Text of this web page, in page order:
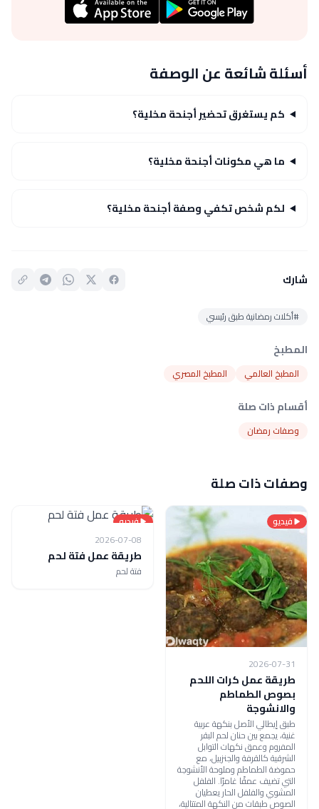
أسئلة شائعة عن الوصفة
كم يستغرق تحضير أجنحة مخلية؟
ما هي مكونات أجنحة مخلية؟
لكم شخص تكفي وصفة أجنحة مخلية؟
شارك
#أكلات رمضانية طبق رئيسي
المطبخ
المطبخ العالمي المطبخ المصري
أقسام ذات صلة
وصفات رمضان
وصفات ذات صلة
فيديو
2026-07-31
طريقة عمل كرات اللحم
بصوص الطماطم
والانشوجة
طبق إيطالي الأصل بنكهة عربية
غنية، يجمع بين حنان لحم البقر
المفروم وعمق نكهات التوابل
الشرقية كالقرفة والجنزبيل، مع
حموضة الطماطم وملوحة الأنشوجة
التي تضيف عمقًا غامرًا. الفلفل
المشوي والفلفل الحار يعطيان
الصوص طبقات من النكهة المتتالية،
فيديو
2026-07-08
طريقة عمل فتة لحم
فتة لحم